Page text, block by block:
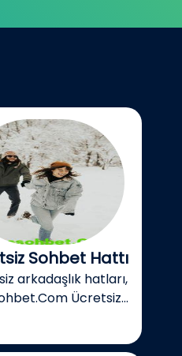
Sohbet Hattı
arkadaşlık hatları,
Ücretsiz...